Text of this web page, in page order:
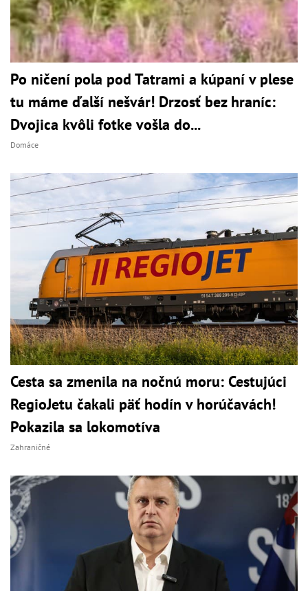
Po ničení pola pod Tatrami a kúpaní v plese
tu máme ďalší nešvár! Drzosť bez hraníc:
Dvojica kvôli fotke vošla do...
Domáce
Cesta sa zmenila na nočnú moru: Cestujúci
RegioJetu čakali päť hodín v horúčavách!
Pokazila sa lokomotíva
Zahraničné